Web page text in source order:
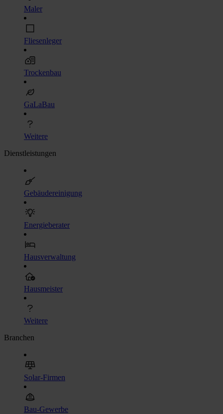
Maler
Fliesenleger
Trockenbau
GaLaBau
Weitere
Dienstleistungen
Gebäudereinigung
Energieberater
Hausverwaltung
Hausmeister
Weitere
Branchen
Solar-Firmen
Bau-Gewerbe